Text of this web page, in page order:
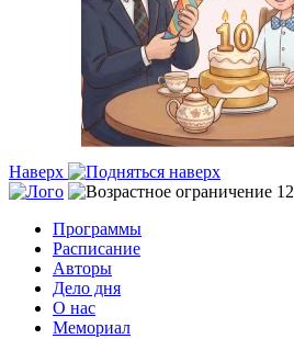
Наверх
Программы
Расписание
Авторы
Дело дня
О нас
Мемориал